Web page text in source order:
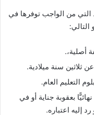
من الواجب توفرها في
أصلية،.
ثلاثين سنة ميلادية.
التعليم العام.
بعقوبة جناية أو في
إليه اعتباره.